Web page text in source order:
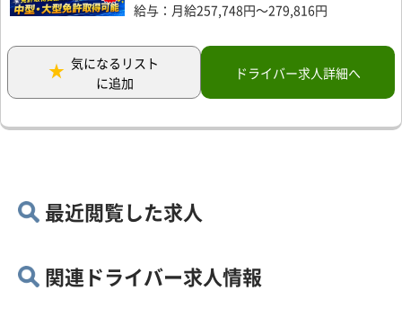
給与：月給257,748円～279,816円
気になるリスト
に追加
ドライバー求人詳細へ
最近閲覧した求人
関連ドライバー求人情報